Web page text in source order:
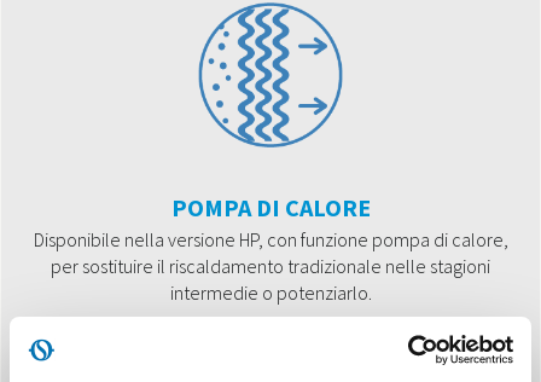
POMPA DI CALORE
Disponibile nella versione HP, con funzione pompa di calore,
per sostituire il riscaldamento tradizionale nelle stagioni
intermedie o potenziarlo.